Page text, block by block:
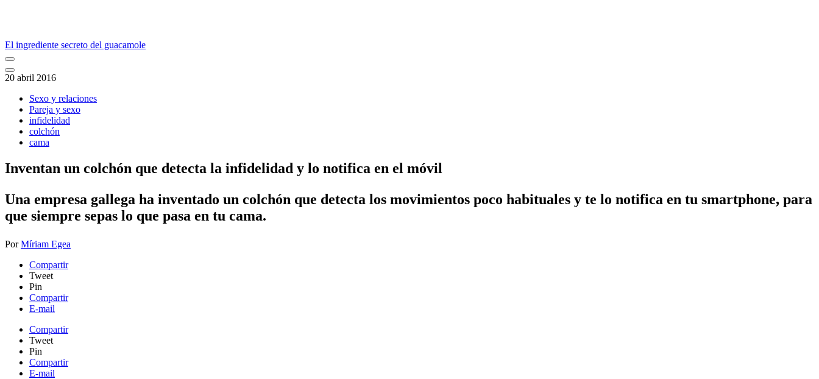
El ingrediente secreto del guacamole
20 abril 2016
Sexo y relaciones
Pareja y sexo
infidelidad
colchón
cama
Inventan un colchón que detecta la infidelidad y lo notifica en el móvil
​Una empresa gallega ha inventado un colchón que detecta los movimientos poco habituales y te lo notifica en tu smartphone, para
que siempre sepas lo que pasa en tu cama.
PorMíriam Egea
Compartir
Tweet
Pin
Compartir
E-mail
Compartir
Tweet
Pin
Compartir
E-mail